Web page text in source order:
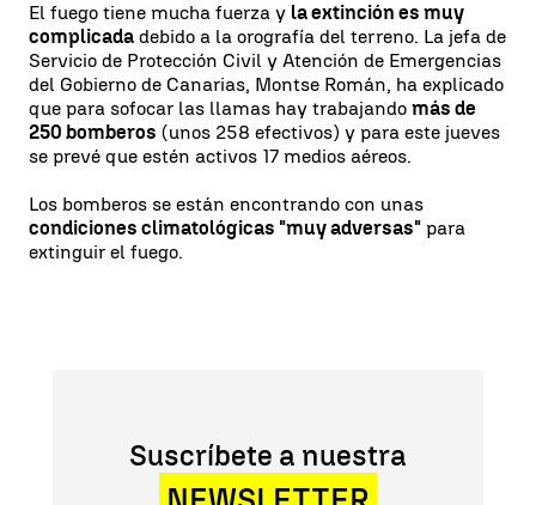
El fuego tiene mucha fuerza y la extinción es muy
complicada debido a la orografía del terreno. La jefa de
Servicio de Protección Civil y Atención de Emergencias
del Gobierno de Canarias, Montse Román, ha explicado
que para sofocar las llamas hay trabajando más de
250 bomberos (unos 258 efectivos) y para este jueves
se prevé que estén activos 17 medios aéreos.
Los bomberos se están encontrando con unas
condiciones climatológicas "muy adversas" para
extinguir el fuego.
Suscríbete a nuestra